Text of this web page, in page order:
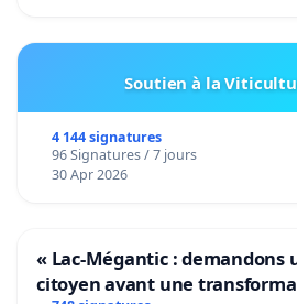
Soutien à la
4 144 signatures
96 Signatures / 7 jours
30 Apr 2026
« Lac-Mégantic : demandons
citoyen avant une